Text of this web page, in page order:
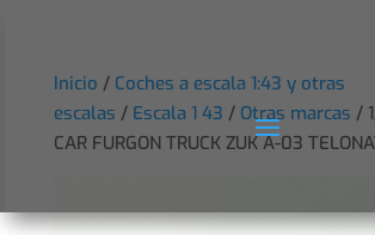
Inicio / Coches a escala 1:43 y otras
escalas / Escala 1 43 / Otras marcas /
CAR FURGON TRUCK ZUK A-03